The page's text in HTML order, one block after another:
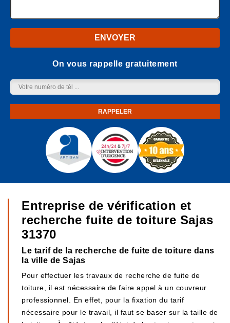
On vous rappelle gratuitement
Entreprise de vérification et
recherche fuite de toiture Sajas
31370
Le tarif de la recherche de fuite de toiture dans
la ville de Sajas
Pour effectuer les travaux de recherche de fuite de
toiture, il est nécessaire de faire appel à un couvreur
professionnel. En effet, pour la fixation du tarif
nécessaire pour le travail, il faut se baser sur la taille de